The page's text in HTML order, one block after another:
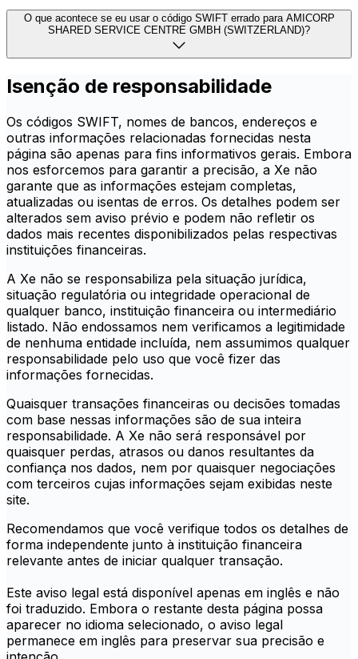
O que acontece se eu usar o código SWIFT errado para AMICORP
SHARED SERVICE CENTRE GMBH (SWITZERLAND)?
Isenção de responsabilidade
Os códigos SWIFT, nomes de bancos, endereços e
outras informações relacionadas fornecidas nesta
página são apenas para fins informativos gerais. Embora
nos esforcemos para garantir a precisão, a Xe não
garante que as informações estejam completas,
atualizadas ou isentas de erros. Os detalhes podem ser
alterados sem aviso prévio e podem não refletir os
dados mais recentes disponibilizados pelas respectivas
instituições financeiras.
A Xe não se responsabiliza pela situação jurídica,
situação regulatória ou integridade operacional de
qualquer banco, instituição financeira ou intermediário
listado. Não endossamos nem verificamos a legitimidade
de nenhuma entidade incluída, nem assumimos qualquer
responsabilidade pelo uso que você fizer das
informações fornecidas.
Quaisquer transações financeiras ou decisões tomadas
com base nessas informações são de sua inteira
responsabilidade. A Xe não será responsável por
quaisquer perdas, atrasos ou danos resultantes da
confiança nos dados, nem por quaisquer negociações
com terceiros cujas informações sejam exibidas neste
site.
Recomendamos que você verifique todos os detalhes de
forma independente junto à instituição financeira
relevante antes de iniciar qualquer transação.
Este aviso legal está disponível apenas em inglês e não
foi traduzido. Embora o restante desta página possa
aparecer no idioma selecionado, o aviso legal
permanece em inglês para preservar sua precisão e